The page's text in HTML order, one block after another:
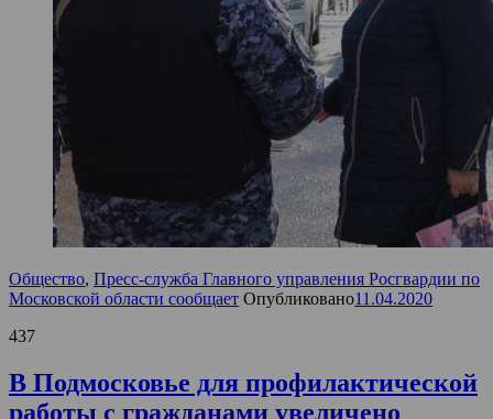
Общество, Пресс-служба Главного управления Росгвардии по
Московской области сообщает Опубликовано11.04.2020
437
В Подмосковье для профилактической
работы с гражданами увеличено